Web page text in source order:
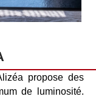
propose des
de luminosité.